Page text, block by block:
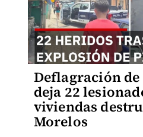
Deflagración de
deja 22
viviendas
Morelos